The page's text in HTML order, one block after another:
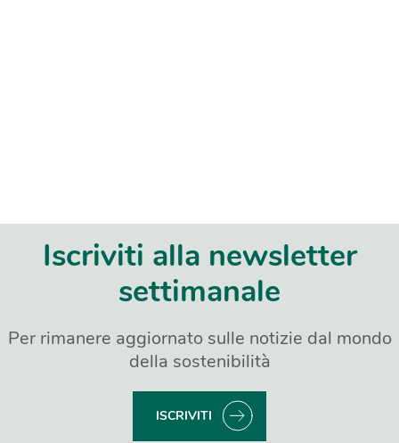
Iscriviti alla newsletter
settimanale
Per rimanere aggiornato sulle notizie dal mondo
della sostenibilità
ISCRIVITI